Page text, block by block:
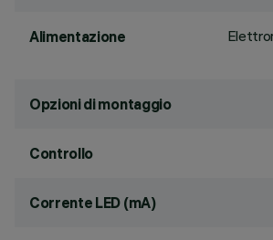
Alimentazione
Opzioni di montaggio
Controllo
Corrente LED (mA)